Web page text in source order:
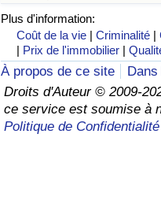
Plus d'information:
Coût de la vie |Criminalité |
| Prix de l'immobilier |
À propos de ce site
Droits d'Auteur © 2009-
ce service est soumise à
Politique de Confidentialité
à Akaba
Criminalité
Indice de Criminalité
Indice de Criminalité